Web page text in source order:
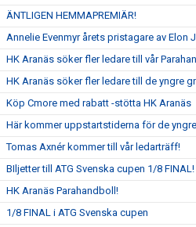
ÄNTLIGEN HEMMAPREMIÄR!
Annelie Evenmyr årets pristagare av Elon
HK Aranäs söker fler ledare till vår
HK Aranäs söker fler ledare till de yngre
Köp Cmore med rabatt -stötta HK Aranäs
Här kommer uppstartstiderna för de
Tomas Axnér kommer till vår ledarträff!
BIljetter till ATG Svenska cupen 1/8 FINAL!
HK Aranäs Parahandboll!
1/8 FINAL i ATG Svenska cupen